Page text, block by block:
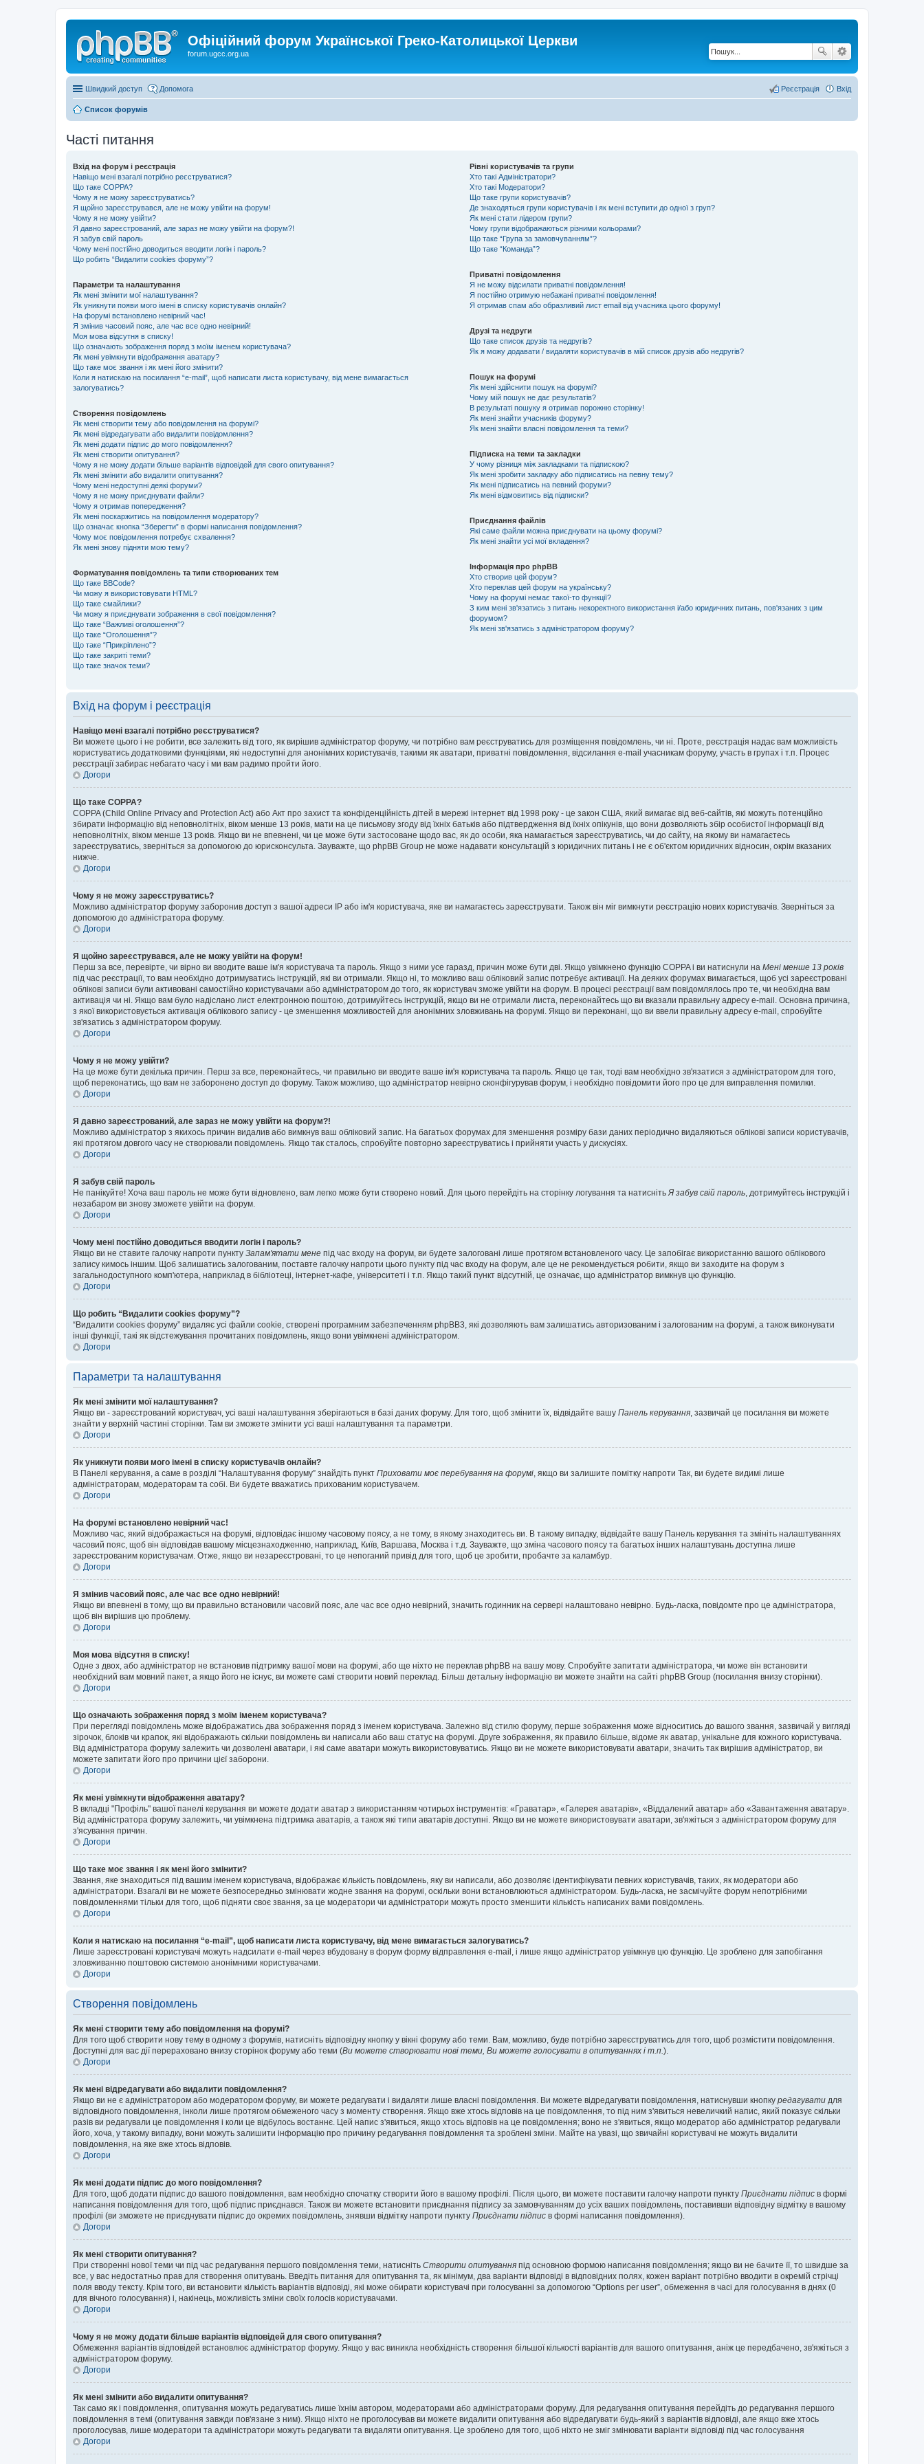
Офіційний форум Української Греко-Католицької Церкви
forum.ugcc.org.ua
Швидкий доступ Допомога Вхід
Реєстрація
Список форумів
Часті питання
Вхід на форум і реєстрація
Навіщо мені взагалі потрібно реєструватися?
Що таке COPPA?
Чому я не можу зареєструватись?
Я щойно зареєструвався, але не можу увійти на форум!
Чому я не можу увійти?
Я давно зареєстрований, але зараз не можу увійти на форум?!
Я забув свій пароль
Чому мені постійно доводиться вводити логін і пароль?
Що робить “Видалити cookies форуму”?
Параметри та налаштування
Як мені змінити мої налаштування?
Як уникнути появи мого імені в списку користувачів онлайн?
На форумі встановлено невірний час!
Я змінив часовий пояс, але час все одно невірний!
Моя мова відсутня в списку!
Що означають зображення поряд з моїм іменем користувача?
Як мені увімкнути відображення аватару?
Що таке моє звання і як мені його змінити?
Коли я натискаю на посилання “e-mail”, щоб написати листа користувачу, від мене вимагається
залогуватись?
Створення повідомлень
Як мені створити тему або повідомлення на форумі?
Як мені відредагувати або видалити повідомлення?
Як мені додати підпис до мого повідомлення?
Як мені створити опитування?
Чому я не можу додати більше варіантів відповідей для свого опитування?
Як мені змінити або видалити опитування?
Чому мені недоступні деякі форуми?
Чому я не можу приєднувати файли?
Чому я отримав попередження?
Як мені поскаржитись на повідомлення модератору?
Що означає кнопка “Зберегти” в формі написання повідомлення?
Чому моє повідомлення потребує схвалення?
Як мені знову підняти мою тему?
Форматування повідомлень та типи створюваних тем
Що таке BBCode?
Чи можу я використовувати HTML?
Що таке смайлики?
Чи можу я приєднувати зображення в свої повідомлення?
Що таке “Важливі оголошення”?
Що таке “Оголошення”?
Що таке “Прикріплено”?
Що таке закриті теми?
Що таке значок теми?
Рівні користувачів та групи
Хто такі Адміністратори?
Хто такі Модератори?
Що таке групи користувачів?
Де знаходяться групи користувачів і як мені вступити до одної з груп?
Як мені стати лідером групи?
Чому групи відображаються різними кольорами?
Що таке “Група за замовчуванням”?
Що таке “Команда”?
Приватні повідомлення
Я не можу відсилати приватні повідомлення!
Я постійно отримую небажані приватні повідомлення!
Я отримав спам або образливий лист email від учасника цього форуму!
Друзі та недруги
Що таке список друзів та недругів?
Як я можу додавати / видаляти користувачів в мій список друзів або недругів?
Пошук на форумі
Як мені здійснити пошук на форумі?
Чому мій пошук не дає результатів?
В результаті пошуку я отримав порожню сторінку!
Як мені знайти учасників форуму?
Як мені знайти власні повідомлення та теми?
Підписка на теми та закладки
У чому різниця між закладками та підпискою?
Як мені зробити закладку або підписатись на певну тему?
Як мені підписатись на певний форуми?
Як мені відмовитись від підписки?
Приєднання файлів
Які саме файли можна приєднувати на цьому форумі?
Як мені знайти усі мої вкладення?
Інформація про phpBB
Хто створив цей форум?
Хто переклав цей форум на українську?
Чому на форумі немає такої-то функції?
З ким мені зв'язатись з питань некоректного використання і/або юридичних питань, пов'язаних з цим
форумом?
Як мені зв'язатись з адміністратором форуму?
Вхід на форум і реєстрація
Навіщо мені взагалі потрібно реєструватися?
Ви можете цього і не робити, все залежить від того, як вирішив адміністратор форуму, чи потрібно вам реєструватись для розміщення повідомлень, чи ні. Проте, реєстрація надає вам можливість
користуватись додатковими функціями, які недоступні для анонімних користувачів, такими як аватари, приватні повідомлення, відсилання e-mail учасникам форуму, участь в групах і т.п. Процес
реєстрації забирає небагато часу і ми вам радимо пройти його.
Догори
Що таке COPPA?
COPPA (Child Online Privacy and Protection Act) або Акт про захист та конфіденційність дітей в мережі інтернет від 1998 року - це закон США, який вимагає від веб-сайтів, які можуть потенційно
збирати інформацію від неповнолітніх, віком менше 13 років, мати на це письмову згоду від їхніх батьків або підтвердження від їхніх опікунів, що вони дозволяють збір особистої інформації від
неповнолітніх, віком менше 13 років. Якщо ви не впевнені, чи це може бути застосоване щодо вас, як до особи, яка намагається зареєструватись, чи до сайту, на якому ви намагаєтесь
зареєструватись, зверніться за допомогою до юрисконсульта. Зауважте, що phpBB Group не може надавати консультацій з юридичних питань і не є об'єктом юридичних відносин, окрім вказаних
нижче.
Догори
Чому я не можу зареєструватись?
Можливо адміністратор форуму заборонив доступ з вашої адреси IP або ім'я користувача, яке ви намагаєтесь зареєструвати. Також він міг вимкнути реєстрацію нових користувачів. Зверніться за
допомогою до адміністратора форуму.
Догори
Я щойно зареєструвався, але не можу увійти на форум!
Перш за все, перевірте, чи вірно ви вводите ваше ім'я користувача та пароль. Якщо з ними усе гаразд, причин може бути дві. Якщо увімкнено функцію COPPA і ви натиснули на Мені менше 13 років
під час реєстрації, то вам необхідно дотримуватись інструкцій, які ви отримали. Якщо ні, то можливо ваш обліковий запис потребує активації. На деяких форумах вимагається, щоб усі зареєстровані
облікові записи були активовані самостійно користувачами або адміністратором до того, як користувач зможе увійти на форум. В процесі реєстрації вам повідомлялось про те, чи необхідна вам
активація чи ні. Якщо вам було надіслано лист електронною поштою, дотримуйтесь інструкцій, якщо ви не отримали листа, переконайтесь що ви вказали правильну адресу e-mail. Основна причина,
з якої використовується активація облікового запису - це зменшення можливостей для анонімних зловживань на форумі. Якщо ви переконані, що ви ввели правильну адресу e-mail, спробуйте
зв'язатись з адміністратором форуму.
Догори
Чому я не можу увійти?
На це може бути декілька причин. Перш за все, переконайтесь, чи правильно ви вводите ваше ім'я користувача та пароль. Якщо це так, тоді вам необхідно зв'язатися з адміністратором для того,
щоб переконатись, що вам не заборонено доступ до форуму. Також можливо, що адміністратор невірно сконфігурував форум, і необхідно повідомити його про це для виправлення помилки.
Догори
Я давно зареєстрований, але зараз не можу увійти на форум?!
Можливо адміністратор з якихось причин видалив або вимкнув ваш обліковий запис. На багатьох форумах для зменшення розміру бази даних періодично видаляються облікові записи користувачів,
які протягом довгого часу не створювали повідомлень. Якщо так сталось, спробуйте повторно зареєструватись і прийняти участь у дискусіях.
Догори
Я забув свій пароль
Не панікуйте! Хоча ваш пароль не може бути відновлено, вам легко може бути створено новий. Для цього перейдіть на сторінку логування та натисніть Я забув свій пароль , дотримуйтесь інструкцій і
незабаром ви знову зможете увійти на форум.
Догори
Чому мені постійно доводиться вводити логін і пароль?
Якщо ви не ставите галочку напроти пункту Запам'ятати мене під час входу на форум, ви будете залоговані лише протягом встановленого часу. Це запобігає використанню вашого облікового
запису кимось іншим. Щоб залишатись залогованим, поставте галочку напроти цього пункту під час входу на форум, але це не рекомендується робити, якщо ви заходите на форум з
загальнодоступного комп'ютера, наприклад в бібліотеці, інтернет-кафе, університеті і т.п. Якщо такий пункт відсутній, це означає, що адміністратор вимкнув цю функцію.
Догори
Що робить “Видалити cookies форуму”?
“Видалити cookies форуму” видаляє усі файли cookie, створені програмним забезпеченням phpBB3, які дозволяють вам залишатись авторизованим і залогованим на форумі, а також виконувати
інші функції, такі як відстежування прочитаних повідомлень, якщо вони увімкнені адміністратором.
Догори
Параметри та налаштування
Як мені змінити мої налаштування?
Якщо ви - зареєстрований користувач, усі ваші налаштування зберігаються в базі даних форуму. Для того, щоб змінити їх, відвідайте вашу Панель керування , зазвичай це посилання ви можете
знайти у верхній частині сторінки. Там ви зможете змінити усі ваші налаштування та параметри.
Догори
Як уникнути появи мого імені в списку користувачів онлайн?
В Панелі керування, а саме в розділі “Налаштування форуму” знайдіть пункт Приховати моє перебування на форумі , якщо ви залишите помітку напроти Так , ви будете видимі лише
адміністраторам, модераторам та собі. Ви будете вважатись прихованим користувачем.
Догори
На форумі встановлено невірний час!
Можливо час, який відображається на форумі, відповідає іншому часовому поясу, а не тому, в якому знаходитесь ви. В такому випадку, відвідайте вашу Панель керування та змініть налаштуваннях
часовий пояс, щоб він відповідав вашому місцезнаходженню, наприклад, Київ, Варшава, Москва і т.д. Зауважте, що зміна часового поясу та багатьох інших налаштувань доступна лише
зареєстрованим користувачам. Отже, якщо ви незареєстровані, то це непоганий привід для того, щоб це зробити, пробачте за каламбур.
Догори
Я змінив часовий пояс, але час все одно невірний!
Якщо ви впевнені в тому, що ви правильно встановили часовий пояс, але час все одно невірний, значить годинник на сервері налаштовано невірно. Будь-ласка, повідомте про це адміністратора,
щоб він вирішив цю проблему.
Догори
Моя мова відсутня в списку!
Одне з двох, або адміністратор не встановив підтримку вашої мови на форумі, або ще ніхто не переклав phpBB на вашу мову. Спробуйте запитати адміністратора, чи може він встановити
необхідний вам мовний пакет, а якщо його не існує, ви можете самі створити новий переклад. Більш детальну інформацію ви можете знайти на сайті phpBB Group (посилання внизу сторінки).
Догори
Що означають зображення поряд з моїм іменем користувача?
При перегляді повідомлень може відображатись два зображення поряд з іменем користувача. Залежно від стилю форуму, перше зображення може відноситись до вашого звання, зазвичай у вигляді
зірочок, блоків чи крапок, які відображають скільки повідомлень ви написали або ваш статус на форумі. Друге зображення, як правило більше, відоме як аватар, унікальне для кожного користувача.
Від адміністратора форуму залежить чи дозволені аватари, і які саме аватари можуть використовуватись. Якщо ви не можете використовувати аватари, значить так вирішив адміністратор, ви
можете запитати його про причини цієї заборони.
Догори
Як мені увімкнути відображення аватару?
В вкладці "Профіль" вашої панелі керування ви можете додати аватар з використанням чотирьох інструментів: «Граватар», «Галерея аватарів», «Віддалений аватар» або «Завантаження аватару».
Від адміністратора форуму залежить, чи увімкнена підтримка аватарів, а також які типи аватарів доступні. Якщо ви не можете використовувати аватари, зв'яжіться з адміністратором форуму для
з'ясування причин.
Догори
Що таке моє звання і як мені його змінити?
Звання, яке знаходиться під вашим іменем користувача, відображає кількість повідомлень, яку ви написали, або дозволяє ідентифікувати певних користувачів, таких, як модератори або
адміністратори. Взагалі ви не можете безпосередньо змінювати жодне звання на форумі, оскільки вони встановлюються адміністратором. Будь-ласка, не засмічуйте форум непотрібними
повідомленнями тільки для того, щоб підняти своє звання, за це модератори чи адміністратори можуть просто зменшити кількість написаних вами повідомлень.
Догори
Коли я натискаю на посилання “e-mail”, щоб написати листа користувачу, від мене вимагається залогуватись?
Лише зареєстровані користувачі можуть надсилати e-mail через вбудовану в форум форму відправлення e-mail, і лише якщо адміністратор увімкнув цю функцію. Це зроблено для запобігання
зловживанню поштовою системою анонімними користувачами.
Догори
Створення повідомлень
Як мені створити тему або повідомлення на форумі?
Для того щоб створити нову тему в одному з форумів, натисніть відповідну кнопку у вікні форуму або теми. Вам, можливо, буде потрібно зареєструватись для того, щоб розмістити повідомлення.
Доступні для вас дії перераховано внизу сторінок форуму або теми (Ви можете створювати нові теми, Ви можете голосувати в опитуваннях і т.п. ).
Догори
Як мені відредагувати або видалити повідомлення?
Якщо ви не є адміністратором або модератором форуму, ви можете редагувати і видаляти лише власні повідомлення. Ви можете відредагувати повідомлення, натиснувши кнопку редагувати для
відповідного повідомлення, інколи лише протягом обмеженого часу з моменту створення. Якщо вже хтось відповів на це повідомлення, то під ним з'явиться невеличкий напис, який показує скільки
разів ви редагували це повідомлення і коли це відбулось востаннє. Цей напис з'явиться, якщо хтось відповів на це повідомлення; воно не з'явиться, якщо модератор або адміністратор редагували
його, хоча, у такому випадку, вони можуть залишити інформацію про причину редагування повідомлення та зроблені зміни. Майте на увазі, що звичайні користувачі не можуть видалити
повідомлення, на яке вже хтось відповів.
Догори
Як мені додати підпис до мого повідомлення?
Для того, щоб додати підпис до вашого повідомлення, вам необхідно спочатку створити його в вашому профілі. Після цього, ви можете поставити галочку напроти пункту Приєднати підпис в формі
написання повідомлення для того, щоб підпис приєднався. Також ви можете встановити приєднання підпису за замовчуванням до усіх ваших повідомлень, поставивши відповідну відмітку в вашому
профілі (ви зможете не приєднувати підпис до окремих повідомлень, знявши відмітку напроти пункту Приєднати підпис в формі написання повідомлення).
Догори
Як мені створити опитування?
При створенні нової теми чи під час редагування першого повідомлення теми, натисніть Створити опитування під основною формою написання повідомлення; якщо ви не бачите її, то швидше за
все, у вас недостатньо прав для створення опитувань. Введіть питання для опитування та, як мінімум, два варіанти відповіді в відповідних полях, кожен варіант потрібно вводити в окремій стрічці
поля вводу тексту. Крім того, ви встановити кількість варіантів відповіді, які може обирати користувачі при голосуванні за допомогою “Options per user”, обмеження в часі для голосування в днях (0
для вічного голосування) і, накінець, можливість зміни своїх голосів користувачами.
Догори
Чому я не можу додати більше варіантів відповідей для свого опитування?
Обмеження варіантів відповідей встановлює адміністратор форуму. Якщо у вас виникла необхідність створення більшої кількості варіантів для вашого опитування, аніж це передбачено, зв'яжіться з
адміністратором форуму.
Догори
Як мені змінити або видалити опитування?
Так само як і повідомлення, опитування можуть редагуватись лише їхнім автором, модераторами або адміністраторами форуму. Для редагування опитування перейдіть до редагування першого
повідомлення в темі (опитування завжди пов'язане з ним). Якщо ніхто не проголосував ви можете видалити опитування або відредагувати будь-який з варіантів відповіді, але якщо вже хтось
проголосував, лише модератори та адміністратори можуть редагувати та видаляти опитування. Це зроблено для того, щоб ніхто не зміг змінювати варіанти відповіді під час голосування
Догори